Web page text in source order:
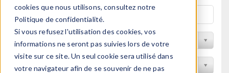
cookies que nous utilisons, consultez notre
Politique de confidentialité.
Si vous refusez l'utilisation des cookies, vos
informations ne seront pas suivies lors de votre
visite sur ce site. Un seul cookie sera utilisé dans
votre navigateur afin de se souvenir de ne pas
Trier par Discipline
Filtrer par produit